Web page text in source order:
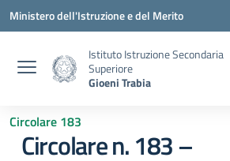
Vai ai contenuti
Vai al menu di navigazione
Vai al footer
Ministero dell'Istruzione e del Merito
Istituto Istruzione Secondaria
Superiore
Gioeni Trabia
Circolare 183
Circolare n. 183 –